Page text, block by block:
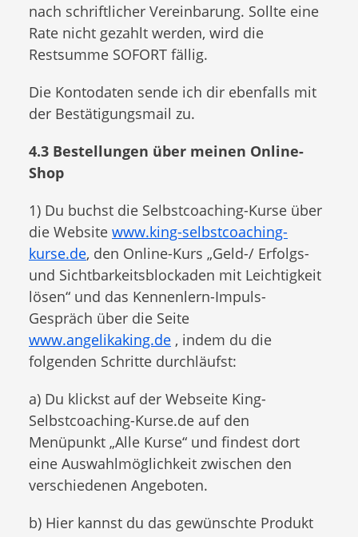
nach schriftlicher Vereinbarung. Sollte eine
Rate nicht gezahlt werden, wird die
Restsumme SOFORT fällig.
Die Kontodaten sende ich dir ebenfalls mit
der Bestätigungsmail zu.
4.3 Bestellungen über meinen Online-
Shop
1) Du buchst die Selbstcoaching-Kurse über
die Website www.king-selbstcoaching-
kurse.de, den Online-Kurs „Geld-/ Erfolgs-
und Sichtbarkeitsblockaden mit Leichtigkeit
lösen“ und das Kennenlern-Impuls-
Gespräch über die Seite
www.angelikaking.de , indem du die
folgenden Schritte durchläufst:
a) Du klickst auf der Webseite King-
Selbstcoaching-Kurse.de auf den
Menüpunkt „Alle Kurse“ und findest dort
eine Auswahlmöglichkeit zwischen den
verschiedenen Angeboten.
b) Hier kannst du das gewünschte Produkt